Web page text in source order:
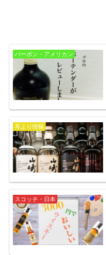
バーボン・アメリカン
耳より情報
スコッチ・日本